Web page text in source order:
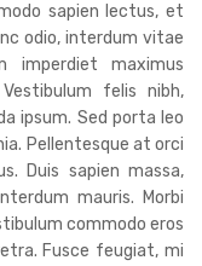
sapien lectus, et
odio, interdum vitae
imperdiet maximus
felis nibh,
ipsum. Sed porta leo
Pellentesque at orci
Duis sapien massa,
mauris. Morbi
commodo eros
Fusce feugiat, mi